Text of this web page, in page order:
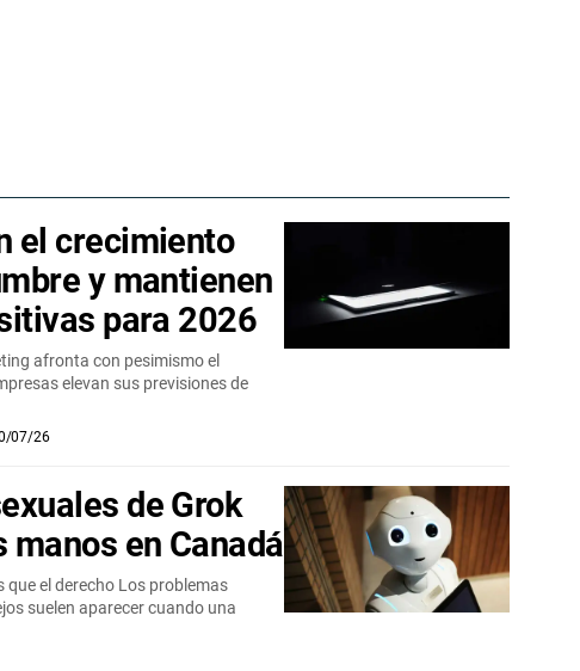
el crecimiento
y mantienen
para 2026
afronta con pesimismo el
elevan sus previsiones de
07/26
de Grok
manos en Canadá
el derecho Los problemas
suelen aparecer cuando una